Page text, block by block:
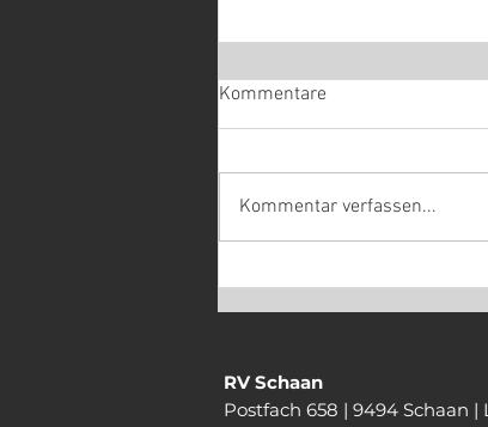
Kommentare
Kommentar verfassen...
RV Schaan
Postfach 658 | 9494 Schaan